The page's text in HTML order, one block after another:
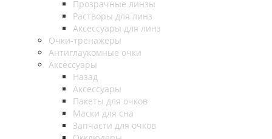
Прозрачные линзы
Растворы для линз
Аксессуары для линз
Очки-тренажеры
Антиглаукомные очки
Аксессуары
Назад
Аксессуары
Пакеты для очков
Маски для сна
Запчасти для очков